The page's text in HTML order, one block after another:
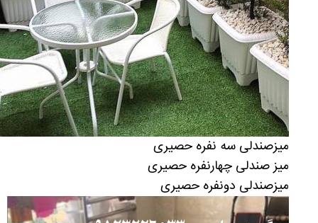
میزصندلی سه نفره حصیری
میز صندلی چهارنفره حصیری
میزصندلی دونفره حصیری